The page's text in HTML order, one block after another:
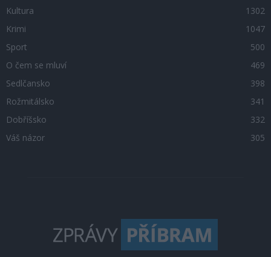
Kultura
1302
Krimi
1047
Sport
500
O čem se mluví
469
Sedlčansko
398
Rožmitálsko
341
Dobříšsko
332
Váš názor
305